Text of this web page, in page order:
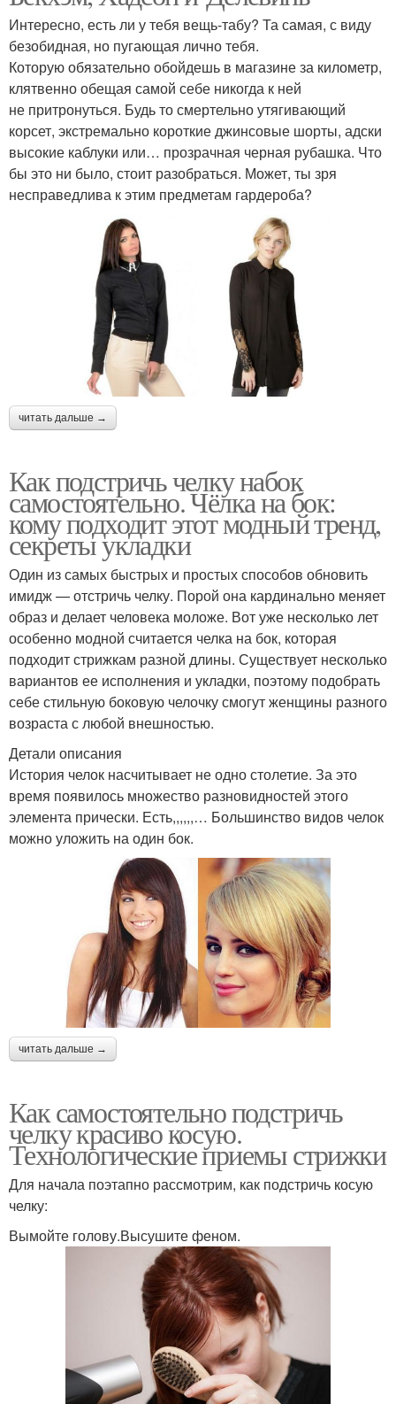
Интересно, есть ли у тебя вещь-табу? Та самая, с виду
безобидная, но пугающая лично тебя.
Которую обязательно обойдешь в магазине за километр,
клятвенно обещая самой себе никогда к ней
не притронуться. Будь то смертельно утягивающий
корсет, экстремально короткие джинсовые шорты, адски
высокие каблуки или… прозрачная черная рубашка. Что
бы это ни было, стоит разобраться. Может, ты зря
несправедлива к этим предметам гардероба?
читать дальше →
Как подстричь челку набок
самостоятельно. Чёлка на бок:
кому подходит этот модный тренд,
секреты укладки
Один из самых быстрых и простых способов обновить
имидж — отстричь челку. Порой она кардинально меняет
образ и делает человека моложе. Вот уже несколько лет
особенно модной считается челка на бок, которая
подходит стрижкам разной длины. Существует несколько
вариантов ее исполнения и укладки, поэтому подобрать
себе стильную боковую челочку смогут женщины разного
возраста с любой внешностью.
Детали описания
История челок насчитывает не одно столетие. За это
время появилось множество разновидностей этого
элемента прически. Есть,,,,,,… Большинство видов челок
можно уложить на один бок.
читать дальше →
Как самостоятельно подстричь
челку красиво косую.
Технологические приемы стрижки
Для начала поэтапно рассмотрим, как подстричь косую
челку:
Вымойте голову.Высушите феном.